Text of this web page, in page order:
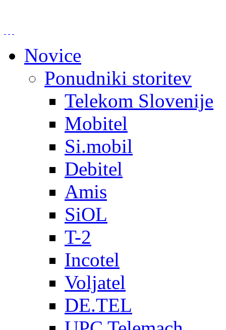
Novice
Ponudniki storitev
Telekom Slovenije
Mobitel
Si.mobil
Debitel
Amis
SiOL
T-2
Incotel
Voljatel
DE.TEL